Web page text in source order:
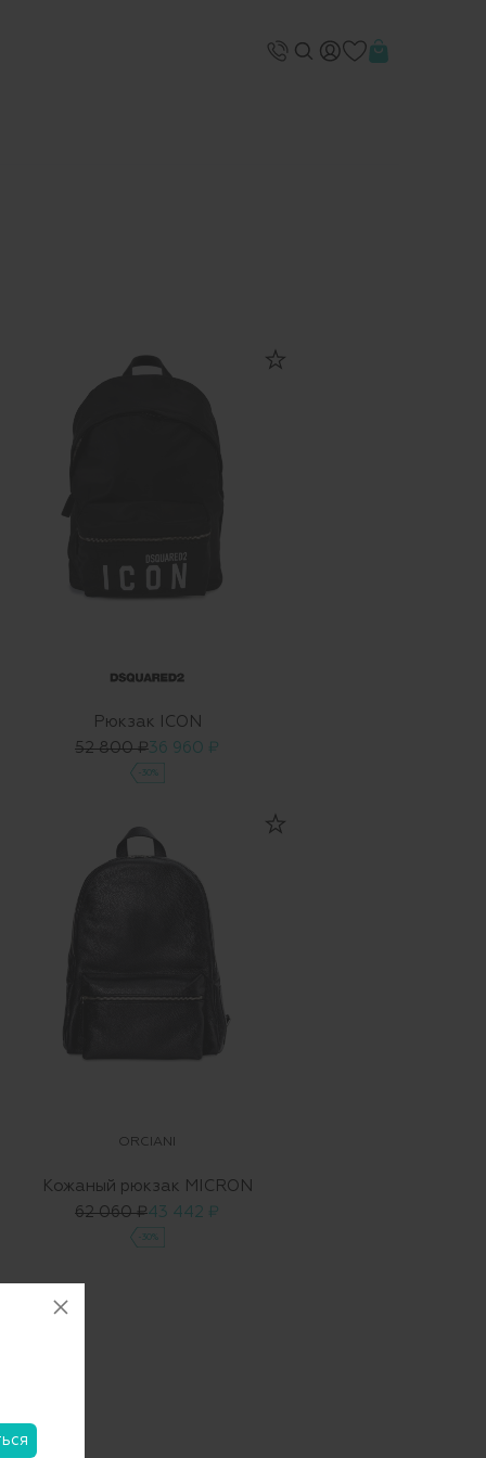
Рюкзак ICON
52 800 ₽36 960 ₽
-30%
ORCIANI
Кожаный рюкзак MICRON
62 060 ₽43 442 ₽
-30%